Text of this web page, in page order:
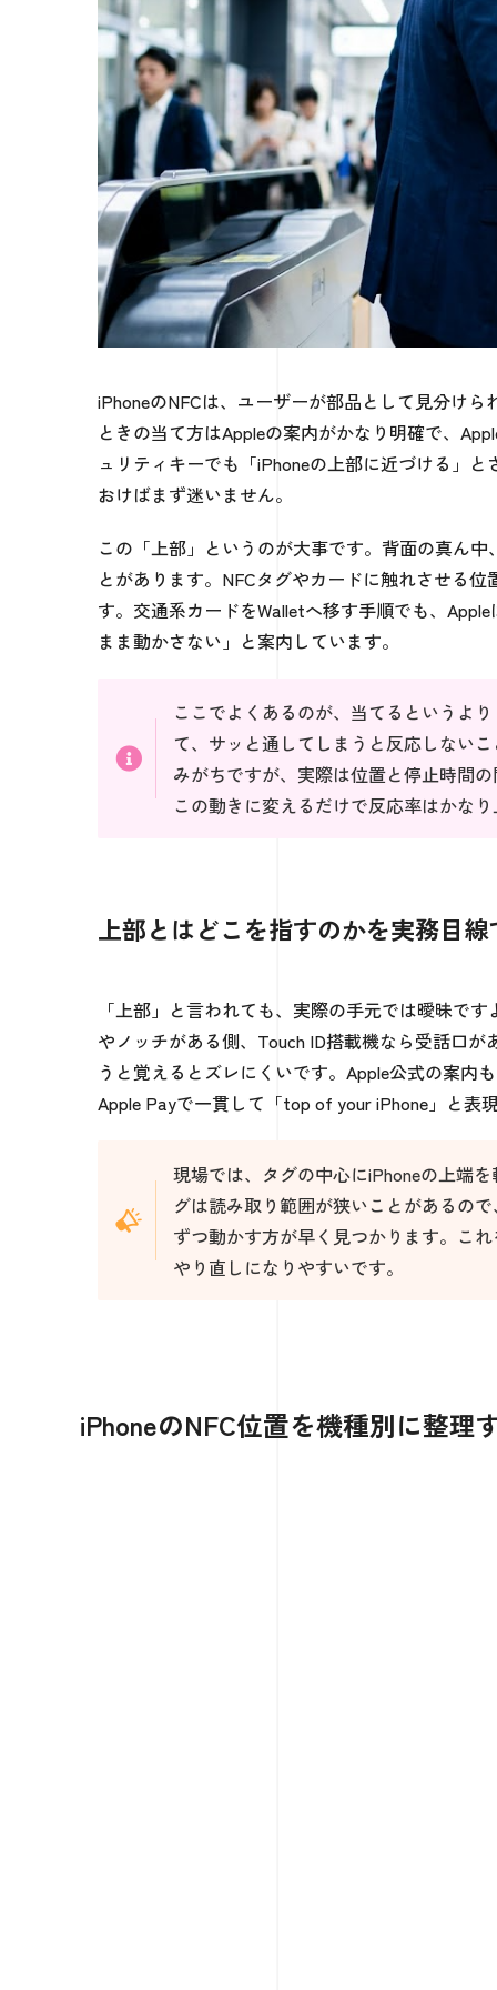
iPhoneのNFCは、ユーザーが部品として見分け
ときの当て方はAppleの案内がかなり明確で、
ュリティキーでも「iPhoneの上部に近づける」
おけばまず迷いません。
この「上部」というのが大事です。背面の真ん
とがあります。NFCタグやカードに触れさせる
す。交通系カードをWalletへ移す手順でも、
まま動かさない」と案内しています。
ここでよくあるのが、当てるというよ
て、サッと通してしまうと反応しない
みがちですが、実際は位置と停止時間
この動きに変えるだけで反応率はかな
上部とはどこを指すのかを実務目
「上部」と言われても、実際の手元では曖昧で
やノッチがある側、Touch ID搭載機なら受話口
うと覚えるとズレにくいです。Apple公式の案内
Apple Payで一貫して「top of your iPhone」と表
現場では、タグの中心にiPhoneの上端
グは読み取り範囲が狭いことがあるの
ずつ動かす方が早く見つかります。こ
やり直しになりやすいです。
iPhoneのNFC位置を機種別に整理